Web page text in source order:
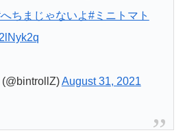
ちまじゃないよ#ミニトマト
August 31, 2021